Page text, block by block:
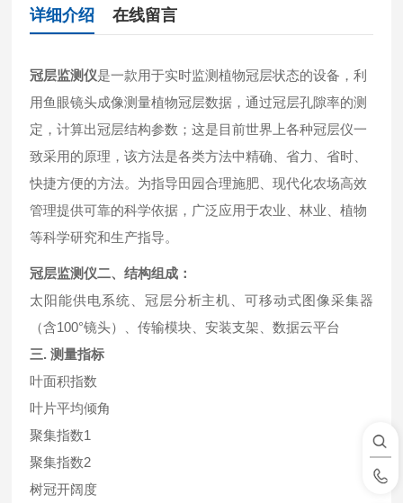
详细介绍 在线留言
冠层监测仪是一款用于实时监测植物冠层状态的设备，利
用鱼眼镜头成像测量植物冠层数据，通过冠层孔隙率的测
定，计算出冠层结构参数；这是目前世界上各种冠层仪一
致采用的原理，该方法是各类方法中精确、省力、省时、
快捷方便的方法。为指导田园合理施肥、现代化农场高效
管理提供可靠的科学依据，广泛应用于农业、林业、植物
等科学研究和生产指导。
冠层监测仪二、结构组成：
太阳能供电系统、冠层分析主机、可移动式图像采集器
（含100°镜头）、传输模块、安装支架、数据云平台
三. 测量指标
叶面积指数
叶片平均倾角
聚集指数1
聚集指数2
树冠开阔度